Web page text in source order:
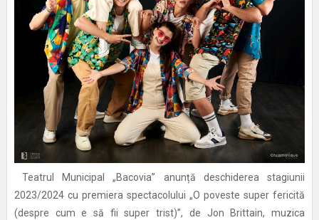
Teatrul Municipal „Bacovia” anunță deschiderea stagiunii
2023/2024 cu premiera spectacolului „O poveste super fericită
(despre cum e să fii super trist)”, de Jon Brittain, muzica